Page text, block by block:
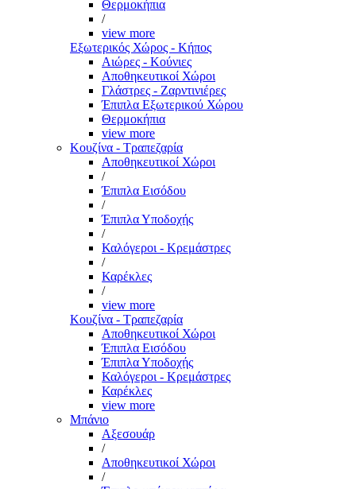
Θερμοκήπια
/
view more
Εξωτερικός Χώρος - Κήπος
Αιώρες - Κούνιες
Αποθηκευτικοί Χώροι
Γλάστρες - Ζαρντινιέρες
Έπιπλα Εξωτερικού Χώρου
Θερμοκήπια
view more
Κουζίνα - Τραπεζαρία
Αποθηκευτικοί Χώροι
/
Έπιπλα Εισόδου
/
Έπιπλα Υποδοχής
/
Καλόγεροι - Κρεμάστρες
/
Καρέκλες
/
view more
Κουζίνα - Τραπεζαρία
Αποθηκευτικοί Χώροι
Έπιπλα Εισόδου
Έπιπλα Υποδοχής
Καλόγεροι - Κρεμάστρες
Καρέκλες
view more
Μπάνιο
Αξεσουάρ
/
Αποθηκευτικοί Χώροι
/